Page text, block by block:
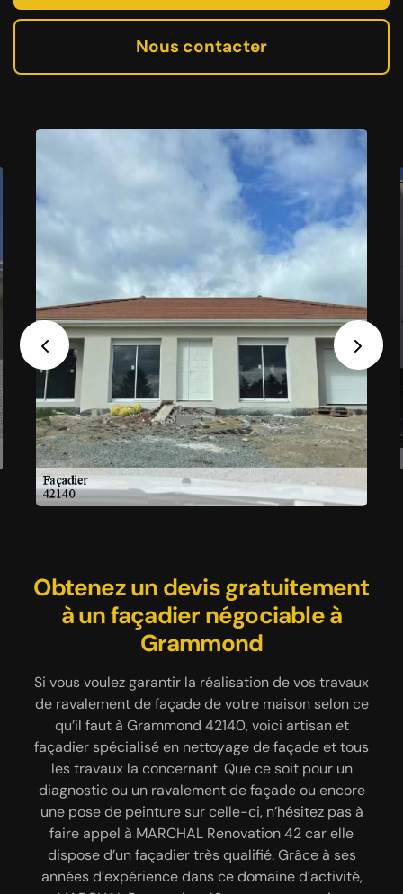
Nous contacter
Previous Next
Obtenez un devis gratuitement
à un façadier négociable à
Grammond
Si vous voulez garantir la réalisation de vos travaux
de ravalement de façade de votre maison selon ce
qu’il faut à Grammond 42140, voici artisan et
façadier spécialisé en nettoyage de façade et tous
les travaux la concernant. Que ce soit pour un
diagnostic ou un ravalement de façade ou encore
une pose de peinture sur celle-ci, n’hésitez pas à
faire appel à MARCHAL Renovation 42 car elle
dispose d’un façadier très qualifié. Grâce à ses
années d’expérience dans ce domaine d’activité,
Ravalement de façade par
l’entreprise façadier MARCHAL
Renovation 42
Notre entreprise façadière MARCHAL Renovation
42 implantée dans la ville de Grammond est
compétente pour effectuer le ravalement de
façade conforme aux normes. Nous débutons le
travail par l’évaluation de l’état de la façade. Il est
essentiel de déterminer les différentes causes de
la dégradation. Nous passons ensuite au nettoyage
et au traitement de la façade, nous disposons de
l’aptitude nécessaire pour traiter avec efficacité
les problèmes dont l’efflorescence, les fissures et
Faites appel à un façadier pas
cher pour garantir vos travaux
à Grammond
Pour vous fournir des travaux concernant la façade,
que ce soit pour une pose de peinture ou
réparation de fissures, de petite ou de grande
taille, rénovation ou traitement anti-mousse ou
nettoyage de façade, faites appel à un façadier
professionnel que dispose MARCHAL Renovation
42 à Grammond 42140. Pour tous ce qui sont
présents dans cette localité, ce façadier vous
propose des services de qualité avec garantie pour
les travaux de ravalement de façade en particulier.